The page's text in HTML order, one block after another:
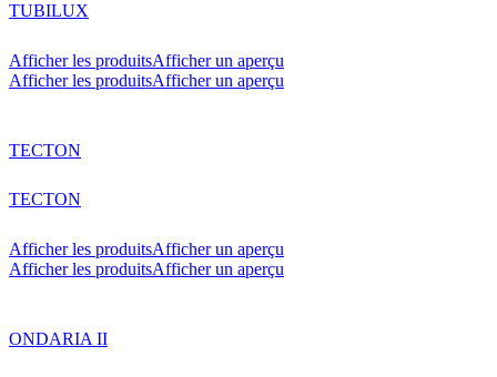
TUBILUX
Afficher les produitsAfficher un aperçu
Afficher les produitsAfficher un aperçu
TECTON
TECTON
Afficher les produitsAfficher un aperçu
Afficher les produitsAfficher un aperçu
ONDARIA II